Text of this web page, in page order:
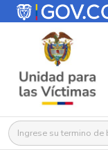
Buscar: